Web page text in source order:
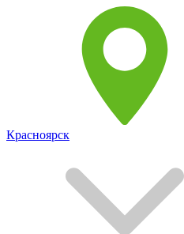
Красноярск